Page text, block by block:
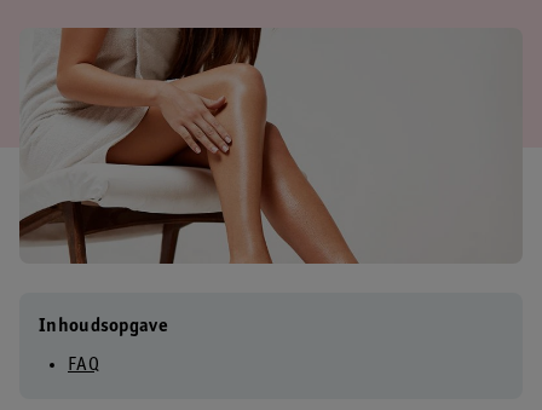
Inhoudsopgave
FAQ